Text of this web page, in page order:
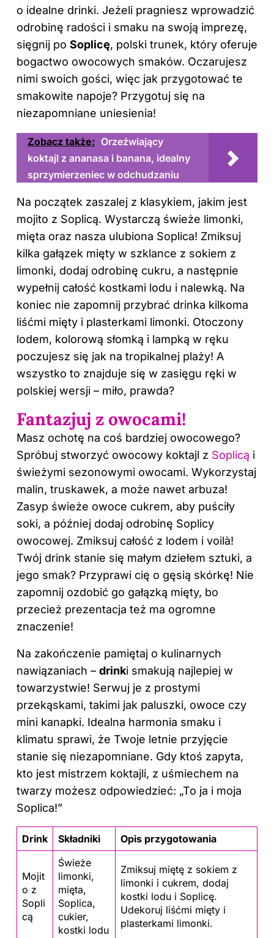
o idealne drinki. Jeżeli pragniesz wprowadzić
odrobinę radości i smaku na swoją imprezę,
sięgnij po Soplicę, polski trunek, który oferuje
bogactwo owocowych smaków. Oczarujesz
nimi swoich gości, więc jak przygotować te
smakowite napoje? Przygotuj się na
niezapomniane uniesienia!
Zobacz także: Orzeźwiający
koktajl z ananasa i banana, idealny
sprzymierzeniec w odchudzaniu
Na początek zaszalej z klasykiem, jakim jest
mojito z Soplicą. Wystarczą świeże limonki,
mięta oraz nasza ulubiona Soplica! Zmiksuj
kilka gałązek mięty w szklance z sokiem z
limonki, dodaj odrobinę cukru, a następnie
wypełnij całość kostkami lodu i nalewką. Na
koniec nie zapomnij przybrać drinka kilkoma
liśćmi mięty i plasterkami limonki. Otoczony
lodem, kolorową słomką i lampką w ręku
poczujesz się jak na tropikalnej plaży! A
wszystko to znajduje się w zasięgu ręki w
polskiej wersji – miło, prawda?
Fantazjuj z owocami!
Masz ochotę na coś bardziej owocowego?
Spróbuj stworzyć owocowy koktajl z Soplicą i
świeżymi sezonowymi owocami. Wykorzystaj
malin, truskawek, a może nawet arbuza!
Zasyp świeże owoce cukrem, aby puściły
soki, a później dodaj odrobinę Soplicy
owocowej. Zmiksuj całość z lodem i voilà!
Twój drink stanie się małym dziełem sztuki, a
jego smak? Przyprawi cię o gęsią skórkę! Nie
zapomnij ozdobić go gałązką mięty, bo
przecież prezentacja też ma ogromne
znaczenie!
Na zakończenie pamiętaj o kulinarnych
nawiązaniach – drinki smakują najlepiej w
towarzystwie! Serwuj je z prostymi
przekąskami, takimi jak paluszki, owoce czy
mini kanapki. Idealna harmonia smaku i
klimatu sprawi, że Twoje letnie przyjęcie
stanie się niezapomniane. Gdy ktoś zapyta,
kto jest mistrzem koktajli, z uśmiechem na
twarzy możesz odpowiedzieć: „To ja i moja
Soplica!”
Drink Składniki Opis przygotowania
Mojit
o z
Sopli
cą
Świeże
limonki,
mięta,
Soplica,
cukier,
kostki lodu
Zmiksuj miętę z sokiem z
limonki i cukrem, dodaj
kostki lodu i Soplicę.
Udekoruj liśćmi mięty i
plasterkami limonki.